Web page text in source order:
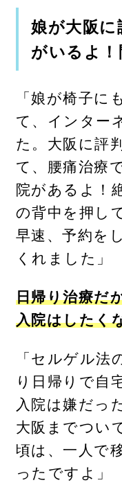
娘が大阪に
がいるよ！
「娘が椅子に
て、インター
た。大阪に評
て、腰痛治療
院があるよ！
の背中を押し
早速、予約を
くれました」
日帰り治療だ
入院はしたく
「セルゲル法
り日帰りで自
入院は嫌だっ
大阪までつい
頃は、一人で
ったですよ」